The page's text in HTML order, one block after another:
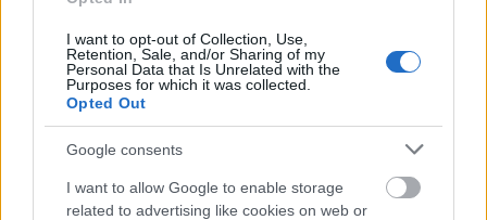
I want to opt-out of Collection, Use,
Retention, Sale, and/or Sharing of my
Personal Data that Is Unrelated with the
Purposes for which it was collected.
Opted Out
Google consents
I want to allow Google to enable storage
related to advertising like cookies on web or
ilyenkor az automatikusan kiküldött e-mailből
értesülök utólag, hogy az index.hu címlapra tett.